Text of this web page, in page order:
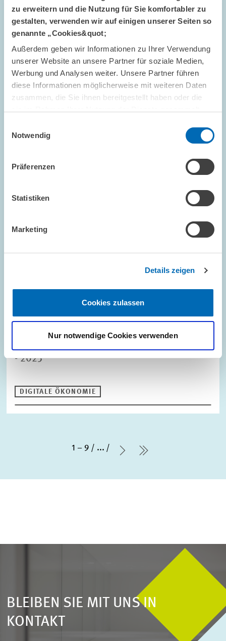
zu erweitern und die Nutzung für Sie komfortabler zu
gestalten, verwenden wir auf einigen unserer Seiten so
genannte „Cookies&quot;
Außerdem geben wir Informationen zu Ihrer Verwendung
unserer Website an unsere Partner für soziale Medien,
Werbung und Analysen weiter. Unsere Partner führen
diese Informationen möglicherweise mit weiteren Daten
zusammen, die Sie ihnen bereitgestellt haben oder die
Notwendig
Präferenzen
Statistiken
Marketing
Details zeigen
Cookies zulassen
Nur notwendige Cookies verwenden
GUTACHTEN // 2026
Predictable Prices, Higher Margins? Early
Evidence on Germany’s 12 o’clock Fuel
Regulation
Following the 2026 energy crisis triggered by the Iran War,
Germany implemented a regulatory reform in the
adjustments. Effective 1 April 2026,…
DIGITALE ÖKONOMIE
Der Digitalhaushalt 2025: Wird er den hohen
- 2025
DIGITALE ÖKONOMIE
1 – 9 ...
Nächste Seite
letzte Seite
BLEIBEN SIE MIT UNS IN
KONTAKT